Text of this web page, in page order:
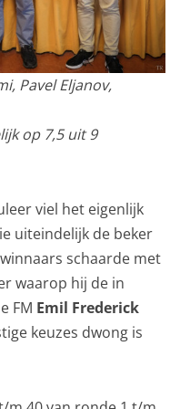
Pavel Eljanov,
op 7,5 uit 9
viel het eigenlijk
uiteindelijk de beker
schaarde met
waarop hij de in
FM Emil Frederick
keuzes dwong is